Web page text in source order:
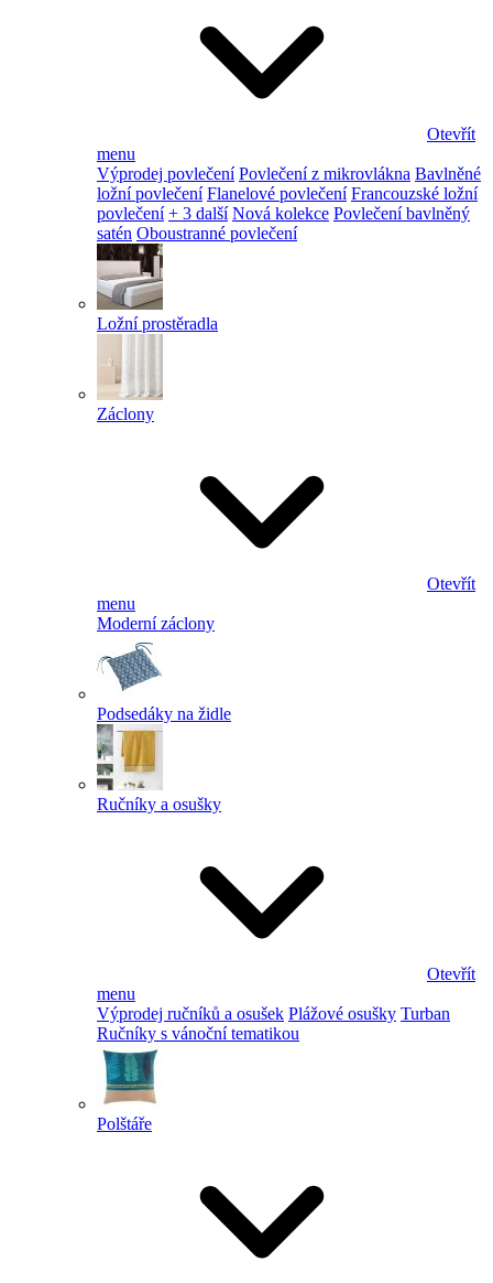
Otevřít
menu
Výprodej povlečení Povlečení z mikrovlákna Bavlněné
ložní povlečení Flanelové povlečení Francouzské ložní
povlečení + 3 další Nová kolekce Povlečení bavlněný
satén Oboustranné povlečení
Ložní prostěradla
Záclony
Otevřít
menu
Moderní záclony
Podsedáky na židle
Ručníky a osušky
Otevřít
menu
Výprodej ručníků a osušek Plážové osušky Turban
Ručníky s vánoční tematikou
Polštáře